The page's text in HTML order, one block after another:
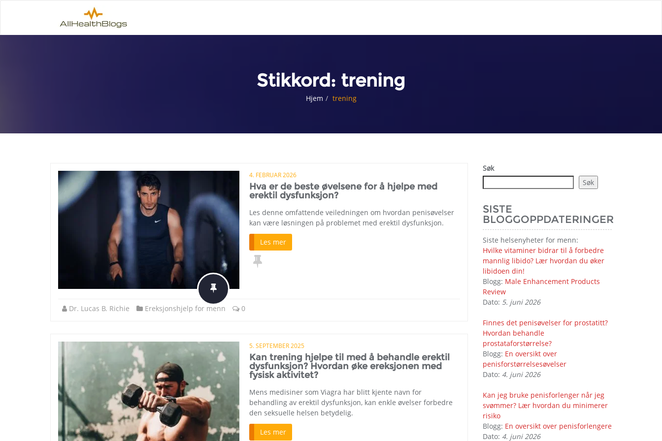
Stikkord: trening
Hjem trening
4. FEBRUAR 2026
Hva er de beste øvelsene for å hjelpe med
erektil dysfunksjon?
Les denne omfattende veiledningen om hvordan penisøvelser
kan være løsningen på problemet med erektil dysfunksjon.
Les mer
Dr. Lucas B. Richie Ereksjonshjelp for menn 0
5. SEPTEMBER 2025
Kan trening hjelpe til med å behandle erektil
dysfunksjon? Hvordan øke ereksjonen med
fysisk aktivitet?
Mens medisiner som Viagra har blitt kjente navn for
behandling av erektil dysfunksjon, kan enkle øvelser forbedre
den seksuelle helsen betydelig.
Les mer
Søk
Søk
SISTE
BLOGGOPPDATERINGER
Siste helsenyheter for menn:
Hvilke vitaminer bidrar til å forbedre
mannlig libido? Lær hvordan du øker
libidoen din!
Blogg: Male Enhancement Products
Review
Dato: 5. juni 2026
Finnes det penisøvelser for prostatitt?
Hvordan behandle
prostataforstørrelse?
Blogg: En oversikt over
penisforstørrelsesøvelser
Dato: 4. juni 2026
Kan jeg bruke penisforlenger når jeg
svømmer? Lær hvordan du minimerer
risiko
Blogg: En oversikt over penisforlengere
Dato: 4. juni 2026